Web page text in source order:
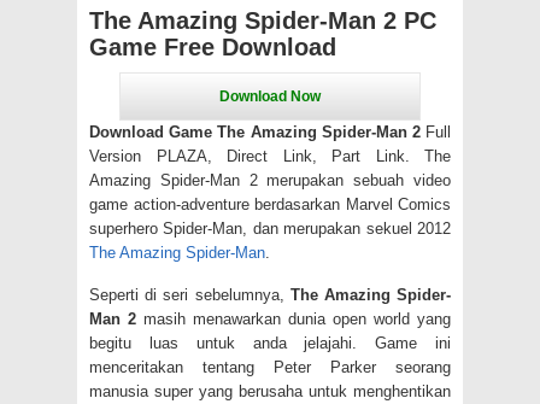
The Amazing Spider-Man 2 PC
Game Free Download
Download Game The Amazing Spider-Man 2Full
Version PLAZA, Direct Link, Part Link. The
Amazing Spider-Man 2 merupakan sebuah video
game action-adventure berdasarkan Marvel Comics
superhero Spider-Man, dan merupakan sekuel 2012
The Amazing Spider-Man
Seperti di seri sebelumnya, The Amazing Spider-
Man 2 masih menawarkan dunia open world yang
begitu luas untuk anda jelajahi. Game ini
menceritakan tentang Peter Parker seorang
manusia super yang berusaha untuk menghentikan